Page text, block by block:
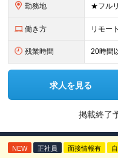
勤務地
働き方 リモー
残業時間 20時間
求人を見る
掲載終了
NEW 正社員 面接情報有